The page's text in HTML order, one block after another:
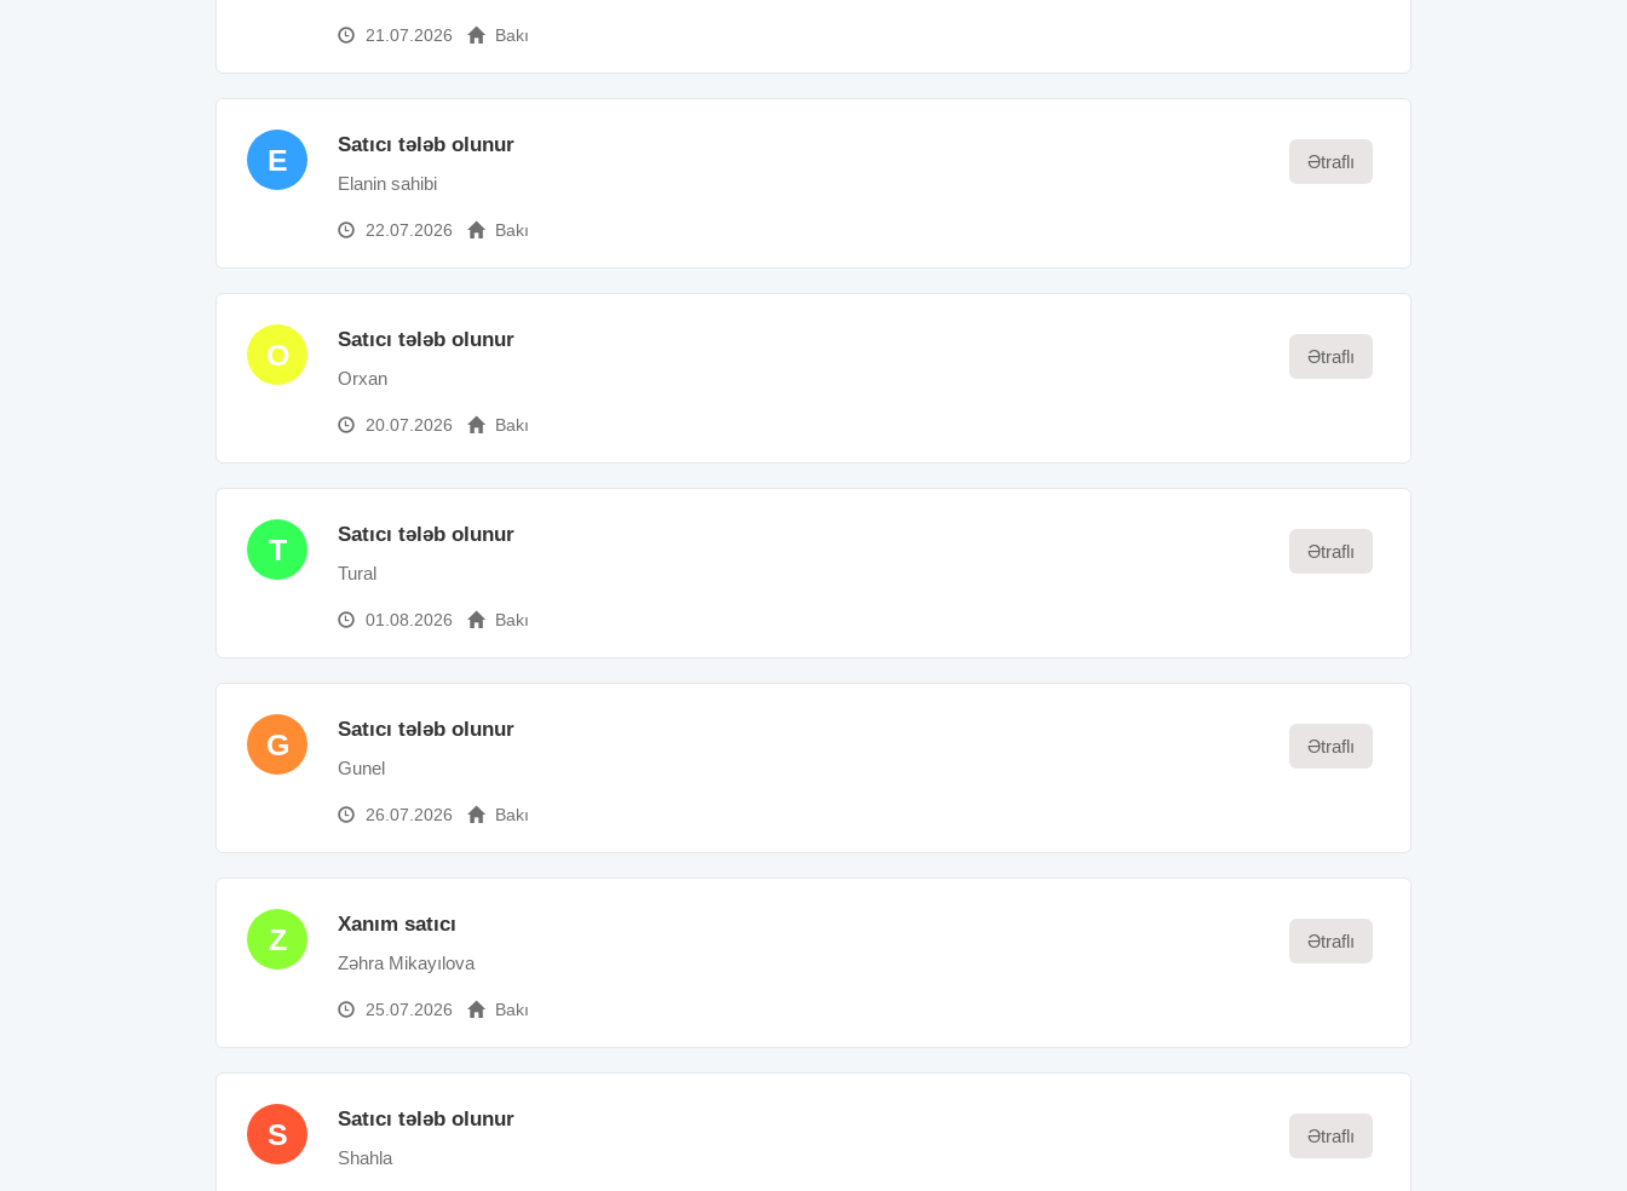
21.07.2026 Bakı
E Satıcı tələb olunur
Elanin sahibi
22.07.2026 Bakı
Ətraflı
O Satıcı tələb olunur
Orxan
20.07.2026 Bakı
Ətraflı
T Satıcı tələb olunur
Tural
01.08.2026 Bakı
Ətraflı
G Satıcı tələb olunur
Gunel
26.07.2026 Bakı
Ətraflı
Z Xanım satıcı
Zəhra Mikayılova
25.07.2026 Bakı
Ətraflı
S Satıcı tələb olunur
Shahla
Ətraflı